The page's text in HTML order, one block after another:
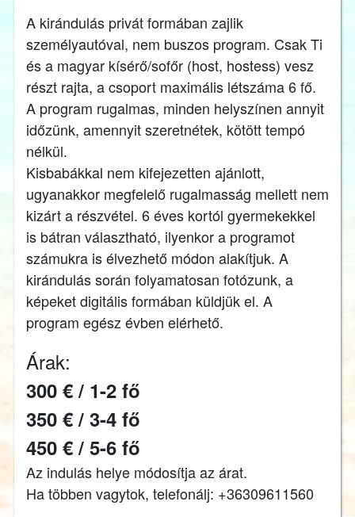
A kirándulás privát formában zajlik
személyautóval, nem buszos program. Csak Ti
és a magyar kísérő/sofőr (host, hostess) vesz
részt rajta, a csoport maximális létszáma 6 fő.
A program rugalmas, minden helyszínen annyit
időzünk, amennyit szeretnétek, kötött tempó
nélkül.
Kisbabákkal nem kifejezetten ajánlott,
ugyanakkor megfelelő rugalmasság mellett nem
kizárt a részvétel. 6 éves kortól gyermekekkel
is bátran választható, ilyenkor a programot
számukra is élvezhető módon alakítjuk. A
kirándulás során folyamatosan fotózunk, a
képeket digitális formában küldjük el. A
program egész évben elérhető.
Árak:
300 € / 1-2 fő
350 € / 3-4 fő
450 € / 5-6 fő
Az indulás helye módosítja az árat.
Ha többen vagytok, telefonálj: +36309611560